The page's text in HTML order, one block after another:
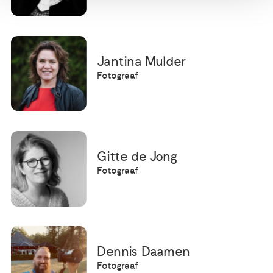
Jantina Mulder
Fotograaf
Gitte de Jong
Fotograaf
Dennis Daamen
Fotograaf